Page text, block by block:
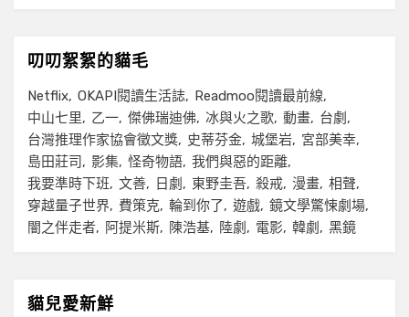
叨叨絮絮的貓毛
Netflix OKAPI閱讀生活誌
Readmoo閱讀最前線
中山七里
乙一 傑佛瑞迪佛 冰與火之歌 動畫
台劇
台灣推理作家協會徵文獎
史蒂芬金 城堡岩
宮部美幸
島田莊司
影集 怪奇物語 我們與惡的距離
我要準時下班
文善 日劇 東野圭吾 殺戒 漫畫 相聲
穿越量子世界
費策克 輪到你了 遊戲 鏡文學驚悚劇場
闇之伴走者
阿提米斯 陳浩基 陸劇 電影 韓劇 黑鏡
貓兒愛新鮮